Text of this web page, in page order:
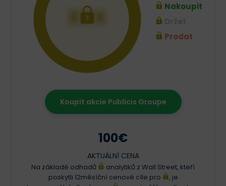
XXX
Nakoupit
Prodat
Koupit akcie Publicis Groupe
100€
AKTUÁLNÍ CENA
Na základě odhadů
analytiků z Wall Street, kteří
poskytli 12měsíční cenové cíle pro
, je